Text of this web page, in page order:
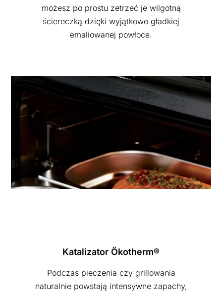
możesz po prostu zetrzeć je wilgotną
ściereczką dzięki wyjątkowo gładkiej
emaliowanej powłoce.
Katalizator Ökotherm®
Podczas pieczenia czy grillowania
naturalnie powstają intensywne zapachy,